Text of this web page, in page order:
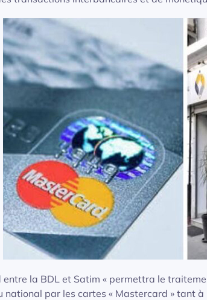
entre la BDL et Satim « permettra le
par les cartes « Mastercard » tant à